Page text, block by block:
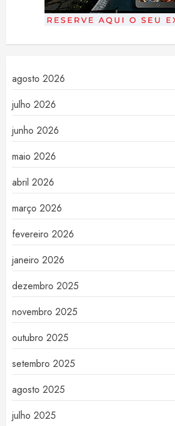
agosto 2026
julho 2026
junho 2026
maio 2026
abril 2026
março 2026
fevereiro 2026
janeiro 2026
dezembro 2025
novembro 2025
outubro 2025
setembro 2025
agosto 2025
julho 2025